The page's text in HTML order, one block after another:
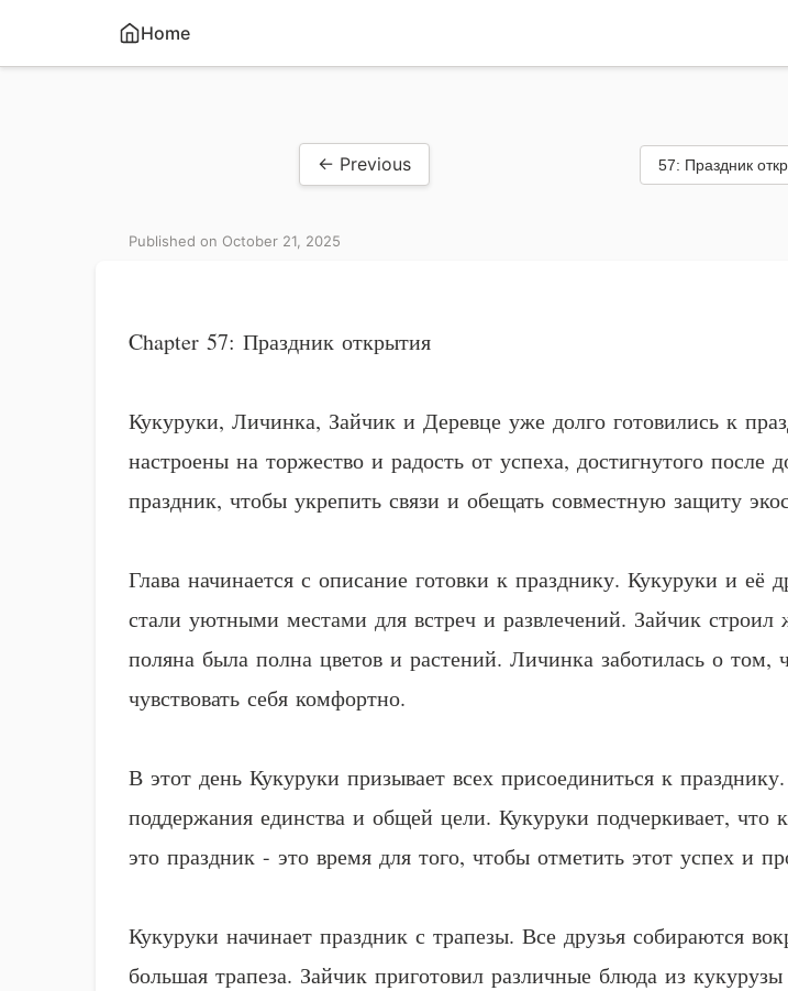
Home
← Previous
Published on October 21, 2025
Chapter 57: Праздник открытия
Кукуруки, Личинка, Зайчик и Деревце уже долго готовились к
настроены на торжество и радость от успеха, достигнутого
праздник, чтобы укрепить связи и обещать совместную защиту
Глава начинается с описание готовки к празднику. Кукуруки и
стали уютными местами для встреч и развлечений. Зайчик
поляна была полна цветов и растений. Личинка заботилась о
чувствовать себя комфортно.
В этот день Кукуруки призывает всех присоединиться к
поддержания единства и общей цели. Кукуруки подчеркивает,
это праздник - это время для того, чтобы отметить этот успех и
Кукуруки начинает праздник с трапезы. Все друзья собираются
большая трапеза. Зайчик приготовил различные блюда из